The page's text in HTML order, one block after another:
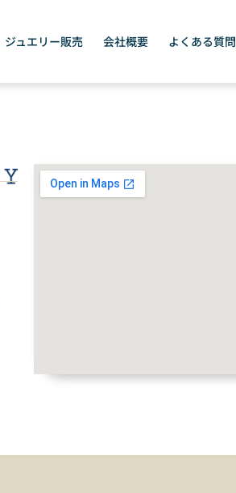
ジュエリー販売 会社概要 よくある質問